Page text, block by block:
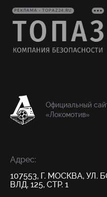
РЕКЛАМА • TOPAZ24.RU
Официальный
«Локомотив»
Адрес:
107553, Г. МОСКВА,
ВЛД. 125, СТР. 1